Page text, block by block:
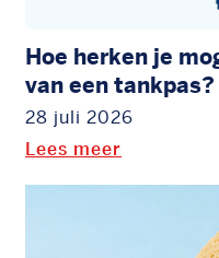
Hoe herken je
van een tankpas?
28 juli 2026
Lees meer